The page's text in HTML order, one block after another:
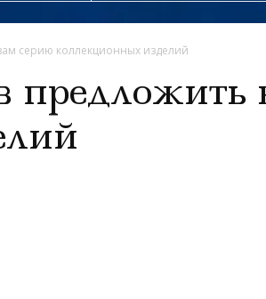
серию коллекционных изделий
предложить